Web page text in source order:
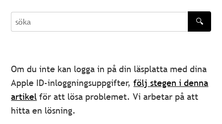
söka
🔍
Om du inte kan logga in på din läsplatta med dina
Apple ID-inloggningsuppgifter,följ stegen i denna
artikel för att lösa problemet. Vi arbetar på att
hitta en lösning.